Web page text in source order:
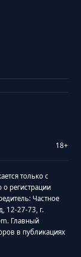
18+
только с
регистрации
Частное
12-27-73, г.
Главный
в публикациях